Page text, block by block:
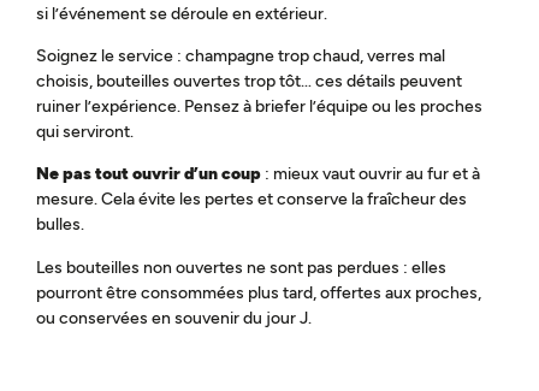
si l’événement se déroule en extérieur.
Soignez le service : champagne trop chaud, verres mal
choisis, bouteilles ouvertes trop tôt… ces détails peuvent
ruiner l’expérience. Pensez à briefer l’équipe ou les proches
qui serviront.
Ne pas tout ouvrir d’un coup : mieux vaut ouvrir au fur et à
mesure. Cela évite les pertes et conserve la fraîcheur des
bulles.
Les bouteilles non ouvertes ne sont pas perdues : elles
pourront être consommées plus tard, offertes aux proches,
ou conservées en souvenir du jour J.